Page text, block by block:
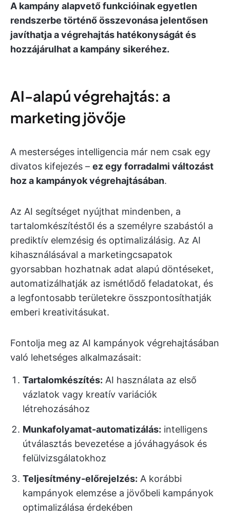
A kampány alapvető funkcióinak egyetlen
rendszerbe történő összevonása jelentősen
javíthatja a végrehajtás hatékonyságát és
hozzájárulhat a kampány sikeréhez.
AI-alapú végrehajtás: a
marketing jövője
A mesterséges intelligencia már nem csak egy
divatos kifejezés – ez egy forradalmi változást
hoz a kampányok végrehajtásában.
Az AI segítséget nyújthat mindenben, a
tartalomkészítéstől és a személyre szabástól a
prediktív elemzésig és optimalizálásig. Az AI
kihasználásával a marketingcsapatok
gyorsabban hozhatnak adat alapú döntéseket,
automatizálhatják az ismétlődő feladatokat, és
a legfontosabb területekre összpontosíthatják
emberi kreativitásukat.
Fontolja meg az AI kampányok végrehajtásában
való lehetséges alkalmazásait:
Tartalomkészítés: AI használata az első
vázlatok vagy kreatív variációk
létrehozásához
Munkafolyamat-automatizálás: intelligens
útválasztás bevezetése a jóváhagyások és
felülvizsgálatokhoz
Teljesítmény-előrejelzés: A korábbi
kampányok elemzése a jövőbeli kampányok
optimalizálása érdekében